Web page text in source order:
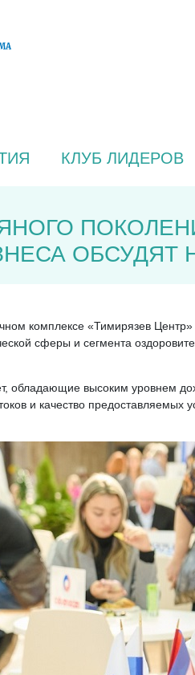
КЛУБ ЛИДЕРОВ
ОБСУДЯТ
комплексе «Тимирязев
сферы и сегмента
обладающие высоким уровнем
и качество